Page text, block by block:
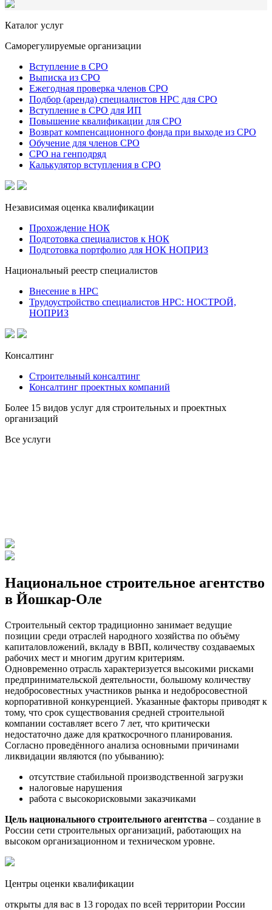
Каталог услуг
Саморегулируемые организации
Вступление в СРО
Выписка из СРО
Ежегодная проверка членов СРО
Подбор (аренда) специалистов НРС для СРО
Вступление в СРО для ИП
Повышение квалификации для СРО
Возврат компенсационного фонда при выходе из СРО
Обучение для членов СРО
СРО на генподряд
Калькулятор вступления в СРО
Независимая оценка квалификации
Прохождение НОК
Подготовка специалистов к НОК
Подготовка портфолио для НОК НОПРИЗ
Национальный реестр специалистов
Внесение в НРС
Трудоустройство специалистов НРС: НОСТРОЙ,
НОПРИЗ
Консалтинг
Строительный консалтинг
Консалтинг проектных компаний
Более 15 видов услуг для строительных и проектных
организаций
Все услуги
Национальное строительное агентство
в Йошкар-Оле
Строительный сектор традиционно занимает ведущие
позиции среди отраслей народного хозяйства по объёму
капиталовложений, вкладу в ВВП, количеству создаваемых
рабочих мест и многим другим критериям.
Одновременно отрасль характеризуется высокими рисками
предпринимательской деятельности, большому количеству
недобросовестных участников рынка и недобросовестной
корпоративной конкуренцией. Указанные факторы приводят к
тому, что срок существования средней строительной
компании составляет всего 7 лет, что критически
недостаточно даже для краткосрочного планирования.
Согласно проведённого анализа основными причинами
ликвидации являются (по убыванию):
отсутствие стабильной производственной загрузки
налоговые нарушения
работа с высокорисковыми заказчиками
Цель национального строительного агентства – создание в
России сети строительных организаций, работающих на
высоком организационном и техническом уровне.
Центры оценки квалификации
открыты для вас в 13 городах по всей территории России